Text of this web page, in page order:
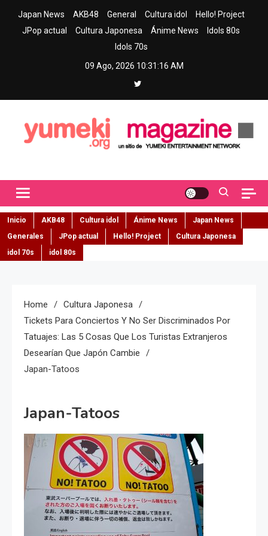
Japan News AKB48 General Cultura idol
Hello! Project
JPop actual
Cultura Japonesa Ánime News
Idols 80s
Idols 70s
09 Ago, 2026 10:31:17 AM
Inicio AKB48 Cultura idol Ánime News
Japan News
Generales
JPop actual Hello! Project
Cultura Japonesa
idol 70s
idol 80s
Home
Cultura Japonesa
Tickets Para Conciertos Y No Ser Discriminados Por
Tatuajes: Las 5 Cosas Que Los Turistas Extranjeros
Desearían Que Japón Cambie
Japan-Tatoos
Japan-Tatoos